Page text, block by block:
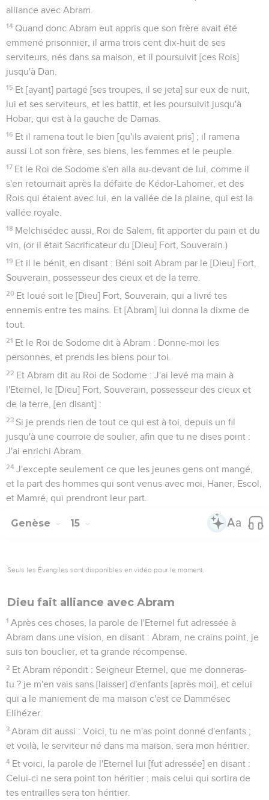
alliance avec Abram.
14 Quand donc Abram eut appris que son frère avait été
emmené prisonnier, il arma trois cent dix-huit de ses
serviteurs, nés dans sa maison, et il poursuivit [ces Rois]
jusqu'à Dan.
15 Et [ayant] partagé [ses troupes, il se jeta] sur eux de nuit,
lui et ses serviteurs, et les battit, et les poursuivit jusqu'à
Hobar, qui est à la gauche de Damas.
16 Et il ramena tout le bien [qu'ils avaient pris] ; il ramena
aussi Lot son frère, ses biens, les femmes et le peuple.
17 Et le Roi de Sodome s'en alla au-devant de lui, comme il
s'en retournait après la défaite de Kédor-Lahomer, et des
Rois qui étaient avec lui, en la vallée de la plaine, qui est la
vallée royale.
18 Melchisédec aussi, Roi de Salem, fit apporter du pain et du
vin, (or il était Sacrificateur du [Dieu] Fort, Souverain.)
19 Et il le bénit, en disant : Béni soit Abram par le [Dieu] Fort,
Souverain, possesseur des cieux et de la terre.
20 Et loué soit le [Dieu] Fort, Souverain, qui a livré tes
ennemis entre tes mains. Et [Abram] lui donna la dixme de
tout.
21 Et le Roi de Sodome dit à Abram : Donne-moi les
personnes, et prends les biens pour toi.
22 Et Abram dit au Roi de Sodome : J'ai levé ma main à
l'Eternel, le [Dieu] Fort, Souverain, possesseur des cieux et
de la terre, [en disant] :
23 Si je prends rien de tout ce qui est à toi, depuis un fil
jusqu'à une courroie de soulier, afin que tu ne dises point :
J'ai enrichi Abram.
24 J'excepte seulement ce que les jeunes gens ont mangé,
et la part des hommes qui sont venus avec moi, Haner, Escol,
et Mamré, qui prendront leur part.
Genèse 15
Seuls les Évangiles sont disponibles en vidéo pour le moment.
Dieu fait alliance avec Abram
1 Après ces choses, la parole de l'Eternel fut adressée à
Abram dans une vision, en disant : Abram, ne crains point, je
suis ton bouclier, et ta grande récompense.
2 Et Abram répondit : Seigneur Eternel, que me donneras-
tu ? je m'en vais sans [laisser] d'enfants [après moi], et celui
qui a le maniement de ma maison c'est ce Dammésec
Elihézer.
3 Abram dit aussi : Voici, tu ne m'as point donné d'enfants ;
et voilà, le serviteur né dans ma maison, sera mon héritier.
4 Et voici, la parole de l'Eternel lui [fut adressée] en disant :
Celui-ci ne sera point ton héritier ; mais celui qui sortira de
tes entrailles sera ton héritier.